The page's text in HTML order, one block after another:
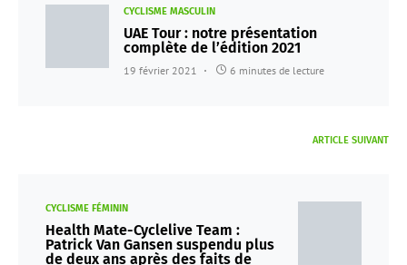
CYCLISME MASCULIN
UAE Tour : notre présentation
complète de l’édition 2021
19 février 2021 6 minutes de lecture
ARTICLE SUIVANT
CYCLISME FÉMININ
Health Mate-Cyclelive Team :
Patrick Van Gansen suspendu plus
de deux ans après des faits de